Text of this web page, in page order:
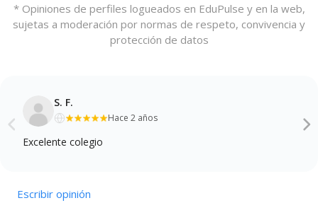
* Opiniones de perfiles logueados en EduPulse y en la web,
sujetas a moderación por normas de respeto, convivencia y
protección de datos
S. F.
Hace 2 años
Excelente colegio
Escribir opinión